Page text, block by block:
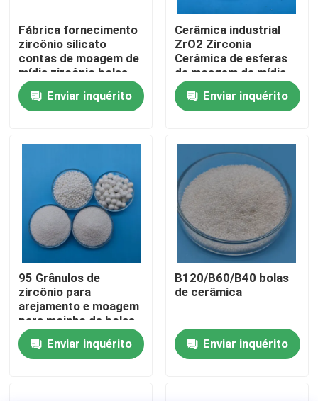
Produtos
Quem Somos
Controle de Qualidade
Fale Conosco
Meios de sopro cerâmicos
Sopro cerâmico do grânulo
Fábrica fornecimento
zircônio silicato
contas de moagem de
mídia zircônio bolas
de cerâmica
Enviar inquérito
Cerâmica industrial
ZrO2 Zirconia
Cerâmica de esferas
de moagem de mídia
Zircônio silicato
Enviar inquérito
95 Grânulos de
zircônio para
arejamento e moagem
para moinho de bolas
planetárias
Enviar inquérito
B120/B60/B40 bolas
de cerâmica
Enviar inquérito